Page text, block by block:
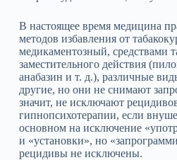
В настоящее время медицина
методов избавления от
медикаментозный, средствами
заместительного действия
анабазин и т. д.), различные
другие, но они не снимают
значит, не исключают
гипнопсихотерапии, если
основном на исключение
и «установки», но
рецидивы не исключены.